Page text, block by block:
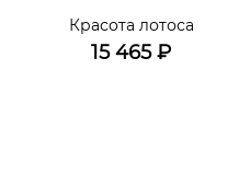
Красота лотоса
15 465₽